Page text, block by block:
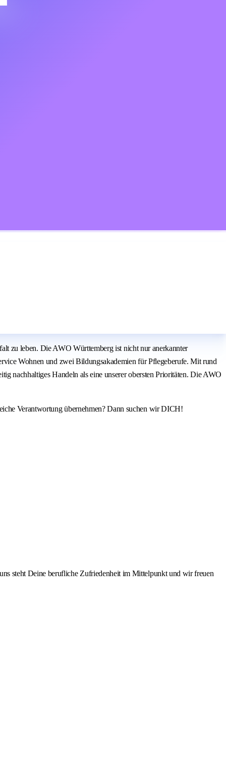
zu leben. Die AWO Württemberg ist nicht nur anerkannter
Wohnen und zwei Bildungsakademien für Pflegeberufe. Mit rund
nachhaltiges Handeln als eine unserer obersten Prioritäten. Die AWO
Verantwortung übernehmen? Dann suchen wir DICH!
steht Deine berufliche Zufriedenheit im Mittelpunkt und wir freuen